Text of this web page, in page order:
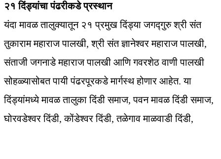
२१ दिंड्यांचा पंढरीकडे प्रस्थान
यंदा मावळ तालुक्यातून २१ प्रमुख दिंड्या जगद्गुरु श्री संत
तुकाराम महाराज पालखी, श्री संत ज्ञानेश्वर महाराज पालखी,
संताजी जगनाडे महाराज पालखी आणि गवरशेठ वाणी पालखी
सोहळ्यासोबत पायी पंढरपूरकडे मार्गस्थ होणार आहेत. या
दिंड्यांमध्ये मावळ तालुका दिंडी समाज, पवन मावळ दिंडी समाज,
घोरवडेश्वर दिंडी, कोंडेश्वर दिंडी, तळेगाव माळवाडी दिंडी,